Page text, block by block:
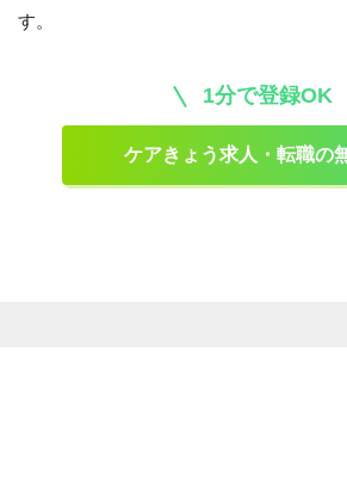
す。
1分で登録OK
ケアきょう求人・転職の